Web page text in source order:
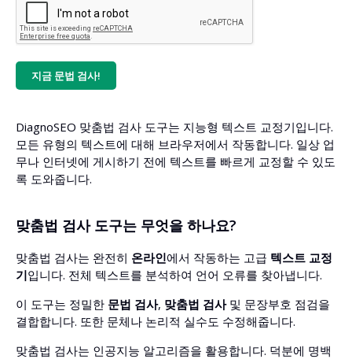
업그레이드
지금 문법 검사!
DiagnoSEO 맞춤법 검사 도구는 지능형 텍스트 교정기입니다.
모든 유형의 텍스트에 대해 브라우저에서 작동합니다. 일상 업
무나 인터넷에 게시하기 전에 텍스트를 빠르게 교정할 수 있도
록 도와줍니다.
맞춤법 검사 도구는 무엇을 하나요?
맞춤법 검사는 완전히 온라인에서 작동하는 고급 텍스트 교정
기입니다. 전체 텍스트를 분석하여 언어 오류를 찾아냅니다.
이 도구는 정밀한 문법 검사, 맞춤법 검사및 문장부호 점검을
결합합니다. 또한 문체나 논리적 실수도 수정해줍니다.
맞춤법 검사는 인공지능 알고리즘을 활용합니다. 덕분에 명백